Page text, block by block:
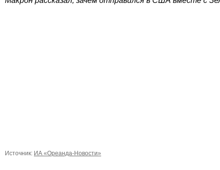
Источник: ИА «Ореанда-Новости»